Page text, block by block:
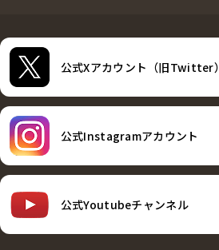
公式Xアカウント（旧Twitter）
公式Instagramアカウント
公式Youtubeチャンネル